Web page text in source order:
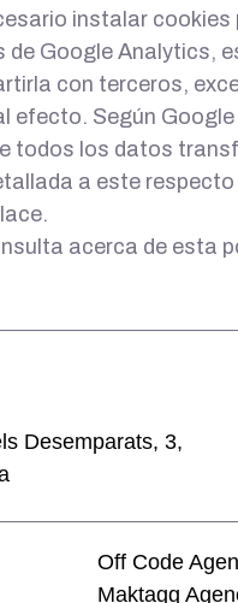
instalar
de Google Analytics,
con terceros,
efecto. Según
todos los datos
a este
acerca de esta
Desemparats, 3,
Off Code
Maktagg